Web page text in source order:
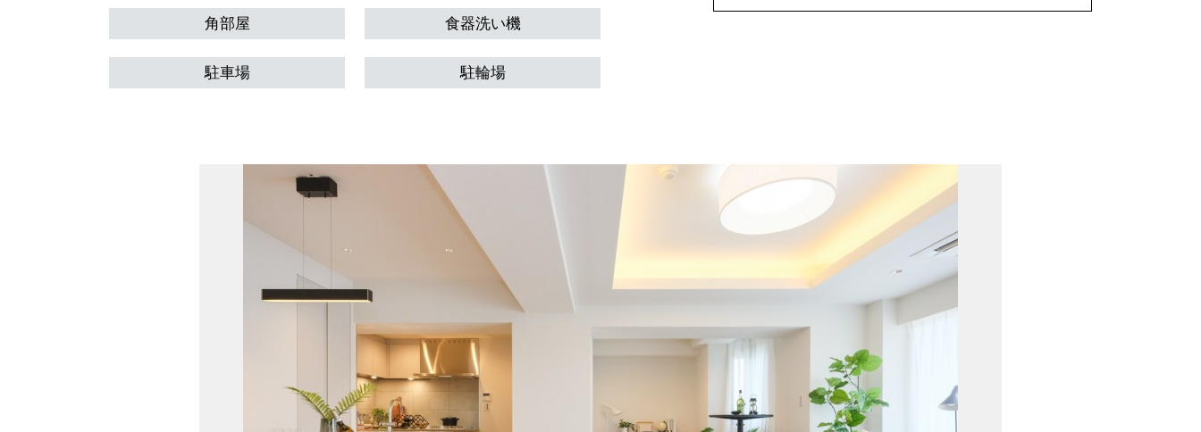
角部屋 食器洗い機
駐車場 駐輪場